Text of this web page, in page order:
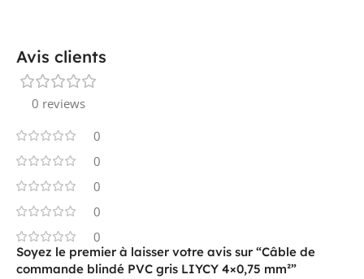
Avis clients
0 reviews
0
0
0
0
0
Soyez le premier à laisser votre avis sur “Câble de
commande blindé PVC gris LIYCY 4×0,75 mm²”